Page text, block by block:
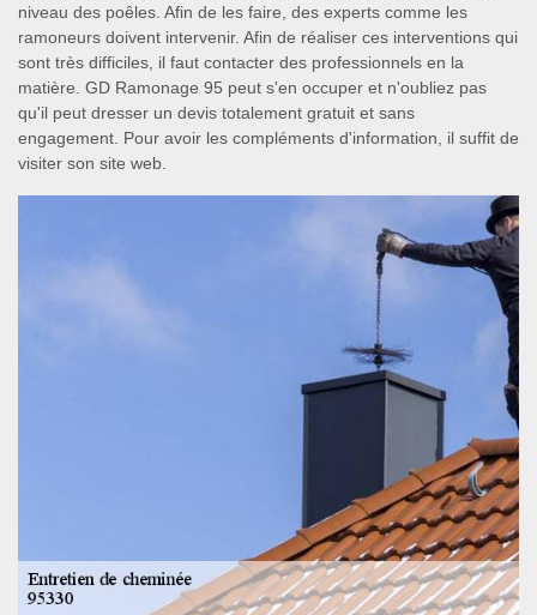
niveau des poêles. Afin de les faire, des experts comme les
ramoneurs doivent intervenir. Afin de réaliser ces interventions qui
sont très difficiles, il faut contacter des professionnels en la
matière. GD Ramonage 95 peut s'en occuper et n'oubliez pas
qu'il peut dresser un devis totalement gratuit et sans
engagement. Pour avoir les compléments d'information, il suffit de
visiter son site web.